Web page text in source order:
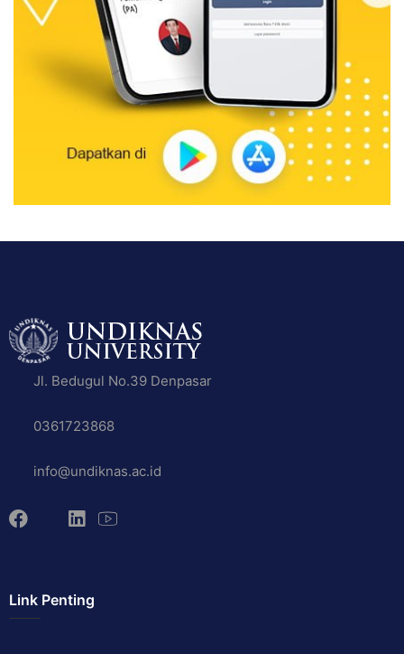
Jl. Bedugul No.39 Denpasar
0361723868
info@undiknas.ac.id
Link Penting